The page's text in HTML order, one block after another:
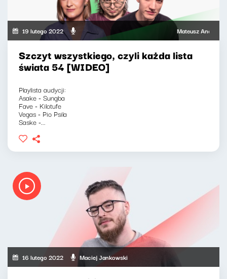
19 lutego 2022 Mateusz
Szczyt wszystkiego, czyli każda lista
świata 54 [WIDEO]
Playlista audycji:
Asake - Sungba
Fave - Kilotufe
Vegas - Pio Psila
Saske -...
16 lutego 2022 Maciej Jankowski